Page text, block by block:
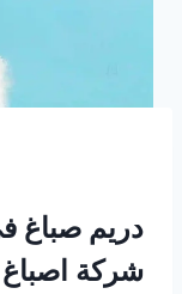
دريم صباغ
شركة